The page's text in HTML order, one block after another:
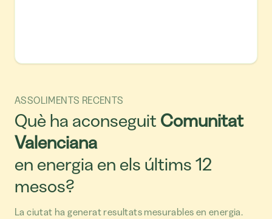
ASSOLIMENTS RECENTS
Què ha aconseguit Comunitat
Valenciana
en energia en els últims 12
mesos?
La ciutat ha generat resultats mesurables en energia.